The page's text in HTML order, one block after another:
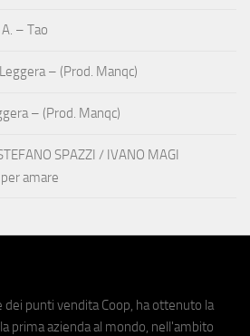
– Tao
– (Prod. Manqc)
– (Prod. Manqc)
SPAZZI / IVANO MAGI
amare
dei punti vendita Coop, ha ottenuto la
prima azienda al mondo, nell'ambito